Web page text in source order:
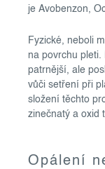
je Avobenzon,
Fyzické, neboli
na povrchu pleti.
patrnější, ale
vůči setření při
složení těchto
zinečnatý a oxid
Opálení